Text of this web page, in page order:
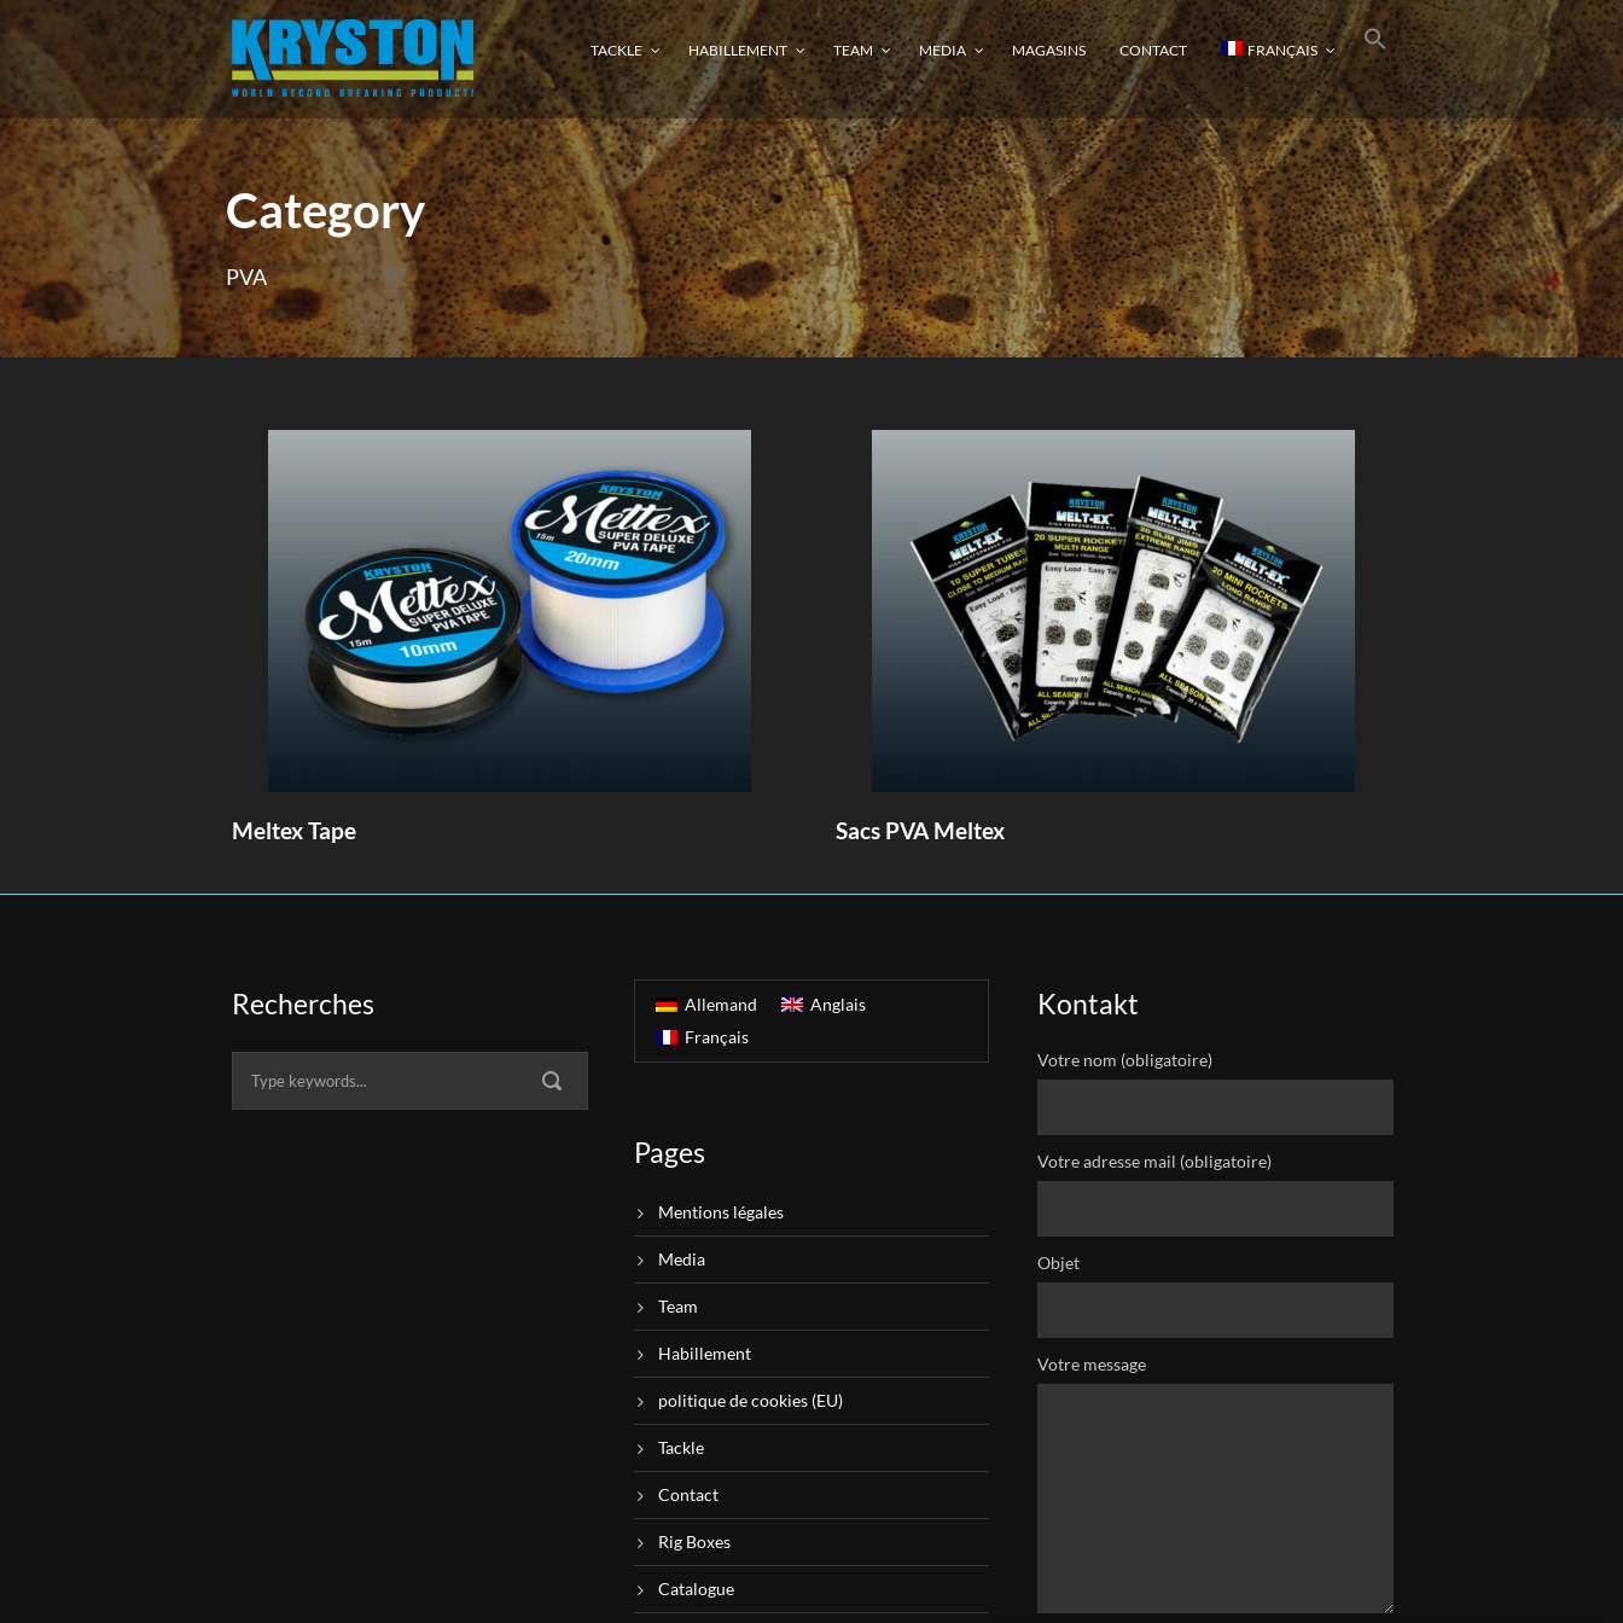
TACKLE HABILLEMENT TEAM MEDIA MAGASINS CONTACT FRANÇAIS
Category
PVA
Meltex Tape Sacs PVA Meltex
Recherches Allemand
Anglais
Français
Pages
Mentions légales
Media
Team
Habillement
politique de cookies (EU)
Tackle
Contact
Rig Boxes
Catalogue
Kontakt
Votre nom (obligatoire)
Votre adresse mail (obligatoire)
Objet
Votre message